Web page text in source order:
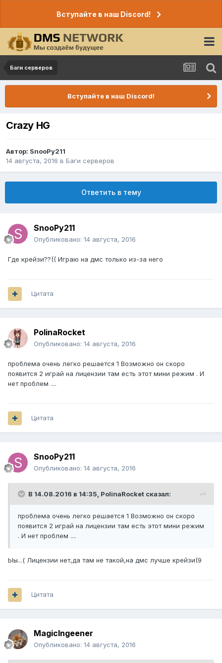
Вступайте в наш Discord!
Баги серверов
Вступайте в наш Discord!
Crazy HG
Автор: SnooPy211
14 августа, 2016 в Баги серверов
Ответить в тему
SnooPy211
Опубликовано: 14 августа, 2016
Где крейзи??(( Играю на дмс только из-за него
Цитата
PolinaRocket
Опубликовано: 14 августа, 2016
проблема очень легко решается 1 Возможно он скоро
появится 2 играй на лицензии там есть этот мини режим . И
нет проблем ....
Цитата
SnooPy211
Опубликовано: 14 августа, 2016
В 14.08.2016 в 14:35, PolinaRocket сказал:
проблема очень легко решается 1 Возможно он скоро
появится 2 играй на лицензии там есть этот мини режим
. И нет проблем ....
Ыы...( Лицензии нет,да там не такой,на дмс лучше крейзи(9
Цитата
MagicIngeener
Опубликовано: 14 августа, 2016